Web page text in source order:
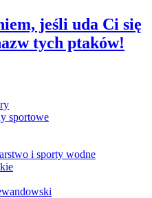
jeśli uda Ci się
tych ptaków!
sportowe
i sporty wodne